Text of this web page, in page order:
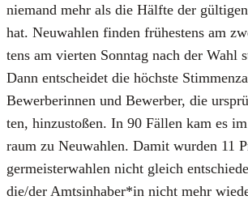
nie­mand mehr als die Hälf­te der
hat. Neu­wah­len fin­den frü­hes­tens am
tens am vier­ten Sonn­tag nach der Wahl
Dann ent­schei­det die höchs­te
Bewer­be­rin­nen und Bewer­ber, die
ten, hin­zu­sto­ßen. In 90 Fäl­len kam es
raum zu Neu­wah­len. Damit wur­den 11
ger­meis­ter­wah­len nicht gleich
die/der Amtsinhaber*in nicht mehr